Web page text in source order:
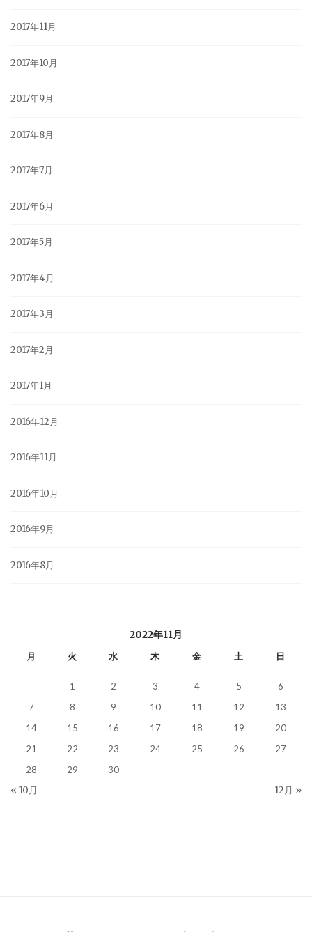
2017年11月
2017年10月
2017年9月
2017年8月
2017年7月
2017年6月
2017年5月
2017年4月
2017年3月
2017年2月
2017年1月
2016年12月
2016年11月
2016年10月
2016年9月
2016年8月
2022年11月
月 火 水 木 金 土 日
1 2 3 4 5
6
7
8 9 10 11 12
13
14
15 16 17 18 19
20
21
22 23 24 25 26
27
28
29 30
« 10月 12月 »